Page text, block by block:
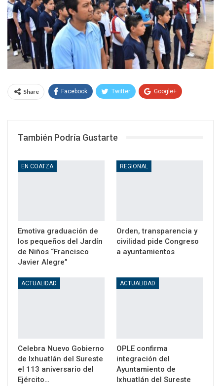
Share Facebook Twitter Google+
También Podría Gustarte
EN COATZA
Emotiva graduación de
los pequeños del Jardín
de Niños “Francisco
Javier Alegre”
REGIONAL
Orden, transparencia y
civilidad pide Congreso
a ayuntamientos
ACTUALIDAD
Celebra Nuevo Gobierno
de Ixhuatlán del Sureste
el 113 aniversario del
Ejército…
ACTUALIDAD
OPLE confirma
integración del
Ayuntamiento de
Ixhuatlán del Sureste